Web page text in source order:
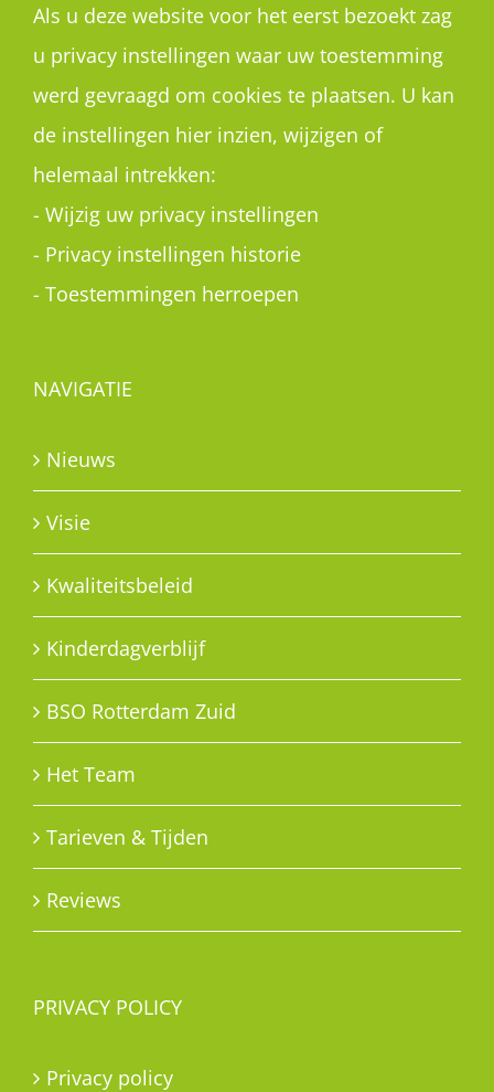
Als u deze website voor het eerst bezoekt zag
u privacy instellingen waar uw toestemming
werd gevraagd om cookies te plaatsen. U kan
de instellingen hier inzien, wijzigen of
helemaal intrekken:
- Wijzig uw privacy instellingen
- Privacy instellingen historie
- Toestemmingen herroepen
NAVIGATIE
Nieuws
Visie
Kwaliteitsbeleid
Kinderdagverblijf
BSO Rotterdam Zuid
Het Team
Tarieven & Tijden
Reviews
PRIVACY POLICY
Privacy policy